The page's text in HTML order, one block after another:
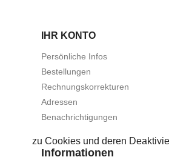
IHR KONTO
Persönliche Infos
Bestellungen
Rechnungskorrekturen
Adressen
Benachrichtigungen
zu Cookies und deren
Informationen